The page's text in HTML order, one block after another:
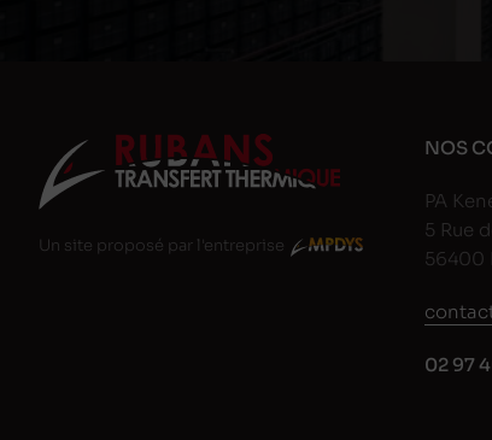
Un site proposé par l'entreprise
NOS
PA
5 Rue
56400
02 97